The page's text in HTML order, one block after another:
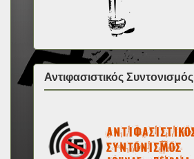
Αντιφασιστικός Συντονισμός